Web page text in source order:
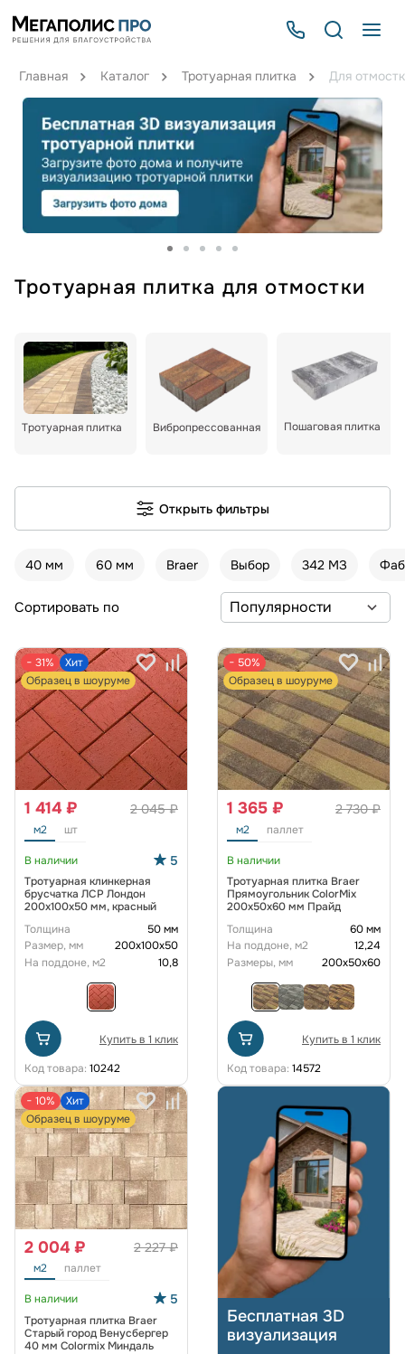
Главная Каталог Тротуарная плитка Для
Тротуарная плитка для отмостки
Тротуарная плитка Вибропрессованная Пошаговая плитка
Открыть фильтры
40 мм 60 мм Braer Выбор 342 МЗ
Сортировать по
− 31%
Хит
Образец в шоуруме
2 045 ₽
1 414 ₽
м2 шт
В наличии 5
Тротуарная клинкерная
брусчатка ЛСР Лондон
200х100х50 мм, красный
Толщина
50 мм
Размер, мм
200х100х50
На поддоне, м2
10,8
Купить в 1 клик
Код товара: 10242
− 50%
Образец в шоуруме
2 730 ₽
1 365 ₽
м2 паллет
В наличии
Тротуарная плитка Braer
Прямоугольник ColorMix
200х50х60 мм Прайд
Толщина
60 мм
На поддоне, м2
12,24
Размеры, мм
200х50х60
Купить в 1 клик
Код товара: 14572
− 10%
Хит
Образец в шоуруме
2 227 ₽
2 004 ₽
м2 паллет
В наличии 5
Тротуарная плитка Braer
Старый город Венусбергер
40 мм Colormix Миндаль
Бесплатная 3D
визуализация